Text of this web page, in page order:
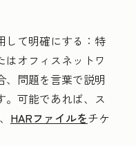
て明確にする： 特
はオフィスネットワ
、問題を言葉で説明
。可能であれば、ス
HARファイルをチケ